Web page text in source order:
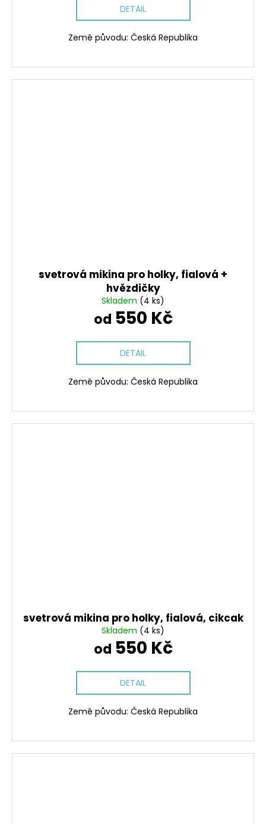
DETAIL
Země původu: Česká Republika
svetrová mikina pro holky, fialová +
hvězdičky
Skladem (4 ks)
od 550 Kč
DETAIL
Země původu: Česká Republika
svetrová mikina pro holky, fialová, cikcak
Skladem (4 ks)
od 550 Kč
DETAIL
Země původu: Česká Republika